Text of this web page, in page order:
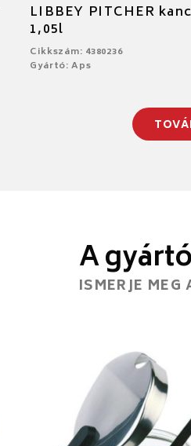
LIBBEY PITCHER
1,05l
Cikkszám: 4380236
Gyártó: Aps
A
ISMERJE